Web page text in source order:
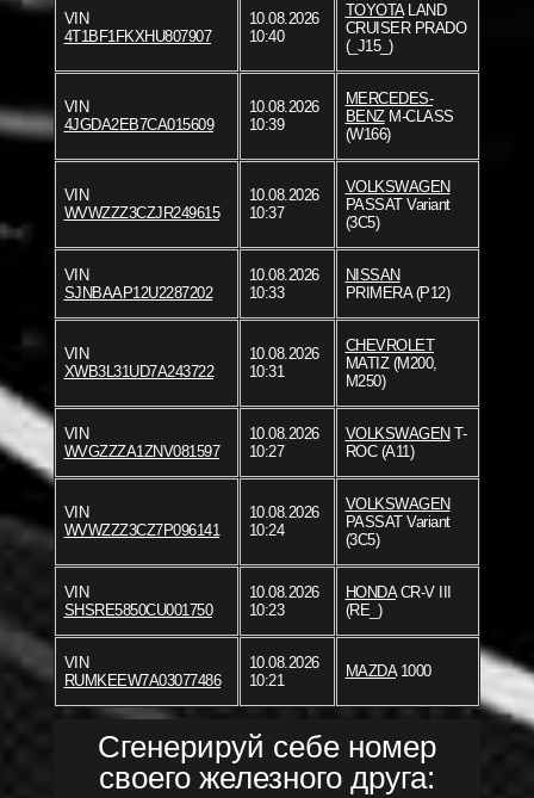
VIN
4T1BF1FKXHU807907
10.08.2026
10:40
TOYOTALAND
CRUISER PRADO
(_J15_)
VIN
4JGDA2EB7CA015609
10.08.2026
10:39
MERCEDES-
BENZM-CLASS
(W166)
VIN
WVWZZZ3CZJR249615
10.08.2026
10:37
VOLKSWAGEN
PASSAT Variant
(3C5)
VIN
SJNBAAP12U2287202
10.08.2026
10:33
NISSAN
PRIMERA (P12)
VIN
XWB3L31UD7A243722
10.08.2026
10:31
CHEVROLET
MATIZ (M200,
M250)
VIN
WVGZZZA1ZNV081597
10.08.2026
10:27
VOLKSWAGEN T-
ROC (A11)
VIN
WVWZZZ3CZ7P096141
10.08.2026
10:24
VOLKSWAGEN
PASSAT Variant
(3C5)
VIN
SHSRE5850CU001750
10.08.2026
10:23
HONDACR-V III
(RE_)
VIN
RUMKEEW7A03077486
10.08.2026
10:21
MAZDA1000
Сгенерируй себе номер
своего железного друга: